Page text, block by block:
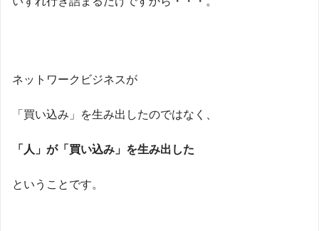
ネットワークビジネスが
「買い込み」を生み出したのではなく、
「人」が「買い込み」を生み出した
ということです。